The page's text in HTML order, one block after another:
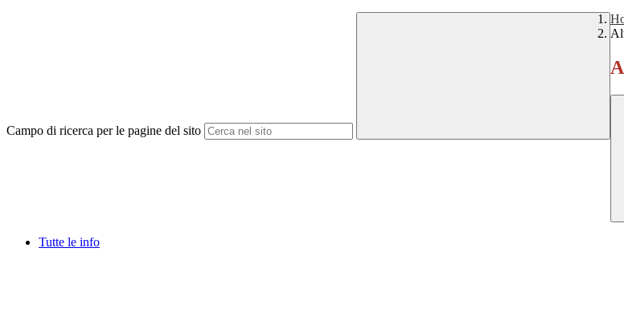
Campo di ricerca per le pagine del sito
Tutte le info